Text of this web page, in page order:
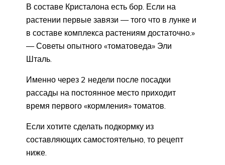
В составе Кристалона есть бор. Если на
растении первые завязи — того что в лунке и
в составе комплекса растениям достаточно.»
— Советы опытного «томатоведа» Эли
Шталь.
Именно через 2 недели после посадки
рассады на постоянное место приходит
время первого «кормления» томатов.
Если хотите сделать подкормку из
составляющих самостоятельно, то рецепт
ниже.